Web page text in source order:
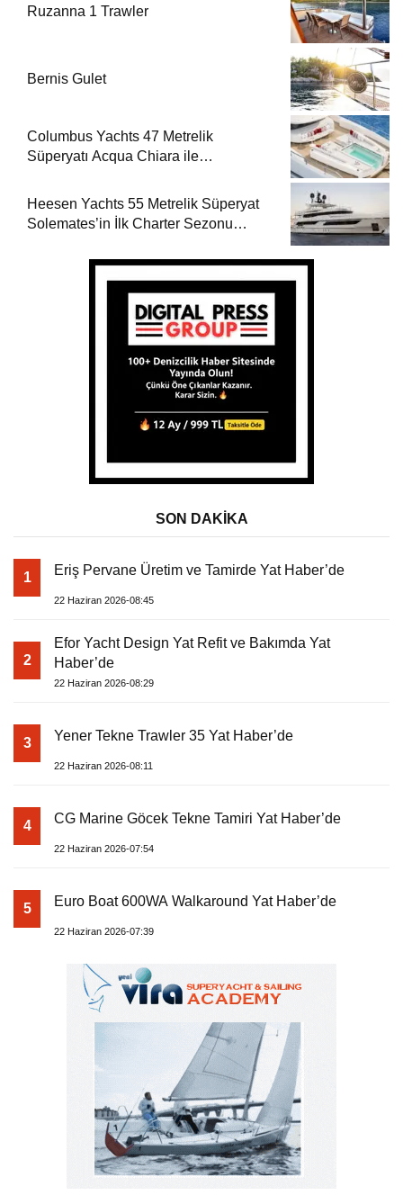
Ruzanna 1 Trawler
Bernis Gulet
Columbus Yachts 47 Metrelik
Süperyatı Acqua Chiara ile
Heesen Yachts 55 Metrelik Süperyat
Solemates’in İlk Charter Sezonu
SON DAKİKA
1 Eriş Pervane Üretim ve Tamirde Yat Haber’de
22 Haziran 2026-08:45
2
Efor Yacht Design Yat Refit ve Bakımda Yat
Haber’de
22 Haziran 2026-08:29
3 Yener Tekne Trawler 35 Yat Haber’de
22 Haziran 2026-08:11
4 CG Marine Göcek Tekne Tamiri Yat Haber’de
22 Haziran 2026-07:54
5 Euro Boat 600WA Walkaround Yat Haber’de
22 Haziran 2026-07:39